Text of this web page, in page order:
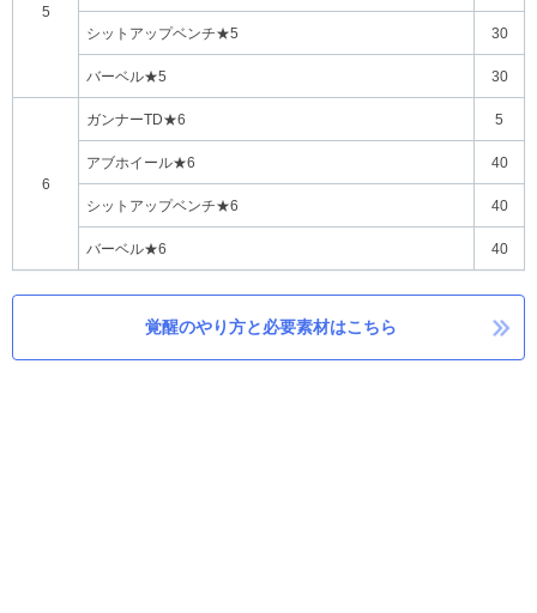
5
シットアップベンチ★5
30
バーベル★5 30
6
ガンナーTD★6 5
アブホイール★6 40
シットアップベンチ★6 40
バーベル★6 40
覚醒のやり方と必要素材はこちら